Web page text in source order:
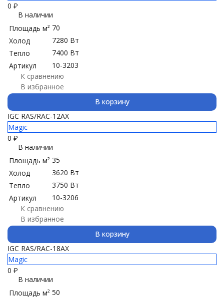
0 ₽
В наличии
Площадь м² 70
Холод
7280 Вт
Тепло
7400 Вт
Артикул
10-3203
К сравнению
В избранное
В корзину
IGC RAS/RAC-12AX
Magic
0 ₽
В наличии
Площадь м² 35
Холод
3620 Вт
Тепло
3750 Вт
Артикул
10-3206
К сравнению
В избранное
В корзину
IGC RAS/RAC-18AX
Magic
0 ₽
В наличии
Площадь м² 50